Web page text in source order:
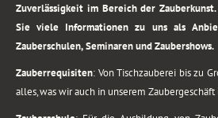
Zuverlässigkeit im Bereich der
Sie viele Informationen zu uns als
Zauberschulen, Seminaren und Zaubershows.
Zauberrequisiten: Von Tischzauberei bis zu
alles, was wir auch in unserem